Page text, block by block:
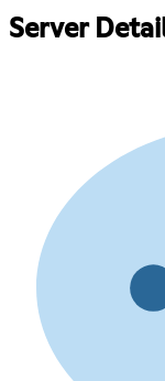
Server